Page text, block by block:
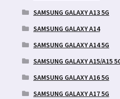
SAMSUNG GALAXY A13 5G
SAMSUNG GALAXY A14
SAMSUNG GALAXY A14 5G
SAMSUNG GALAXY A15/A15
SAMSUNG GALAXY A16 5G
SAMSUNG GALAXY A17 5G